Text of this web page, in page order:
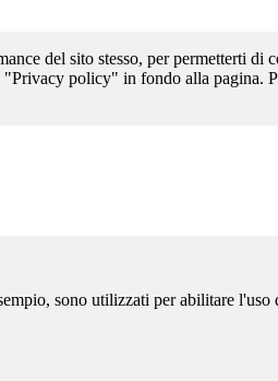
del sito stesso, per permetterti
policy" in fondo alla pagina.
sono utilizzati per abilitare